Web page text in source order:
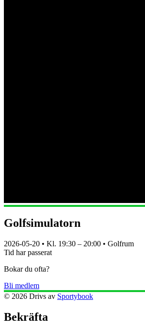
Golfsimulatorn
2026-05-20 • Kl. 19:30 – 20:00 • Golfrum
Tid har passerat
Bokar du ofta?
Bli medlem
© 2026 Drivs av Sportybook
Bekräfta